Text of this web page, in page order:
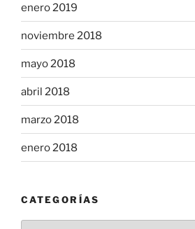
enero 2019
noviembre 2018
mayo 2018
abril 2018
marzo 2018
enero 2018
CATEGORÍAS